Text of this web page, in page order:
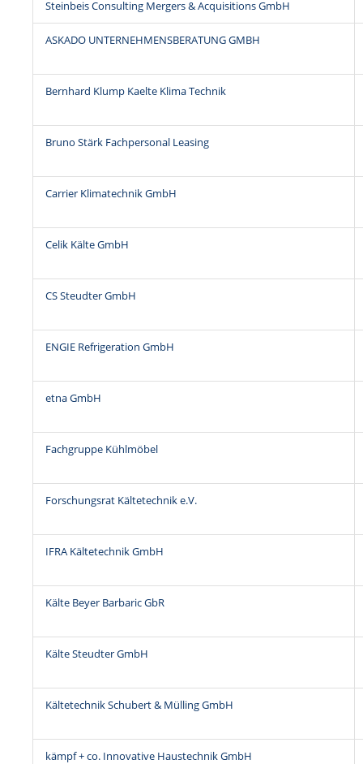
Steinbeis Consulting Mergers & Acquisitions GmbH
ASKADO UNTERNEHMENSBERATUNG GMBH
Bernhard Klump Kaelte Klima Technik
Bruno Stärk Fachpersonal Leasing
Carrier Klimatechnik GmbH
Celik Kälte GmbH
CS Steudter GmbH
ENGIE Refrigeration GmbH
etna GmbH
Fachgruppe Kühlmöbel
Forschungsrat Kältetechnik e.V.
IFRA Kältetechnik GmbH
Kälte Beyer Barbaric GbR
Kälte Steudter GmbH
Kältetechnik Schubert & Mülling GmbH
kämpf + co. Innovative Haustechnik GmbH